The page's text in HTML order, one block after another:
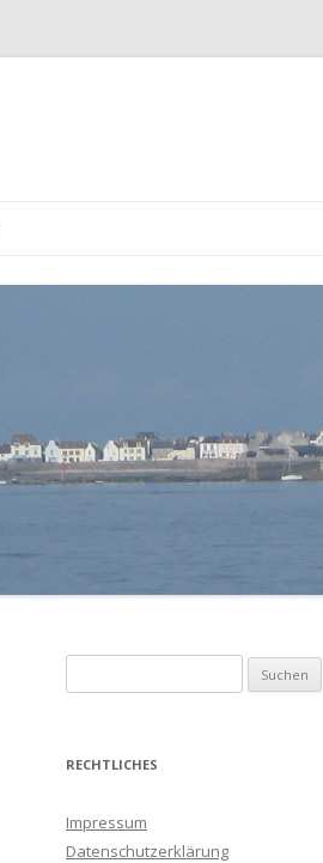
u
RECHTLICHES
Impressum
Datenschutzerklärung